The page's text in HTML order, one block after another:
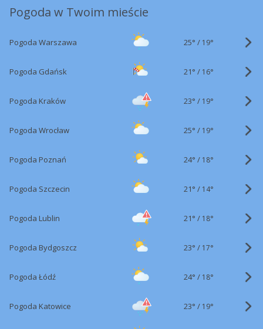
Pogoda w Twoim mieście
Pogoda Warszawa 25° / 19°
Pogoda Gdańsk 21° / 16°
Pogoda Kraków 23° / 19°
Pogoda Wrocław 25° / 19°
Pogoda Poznań 24° / 18°
Pogoda Szczecin 21° / 14°
Pogoda Lublin 21° / 18°
Pogoda Bydgoszcz 23° / 17°
Pogoda Łódź 24° / 18°
Pogoda Katowice 23° / 19°